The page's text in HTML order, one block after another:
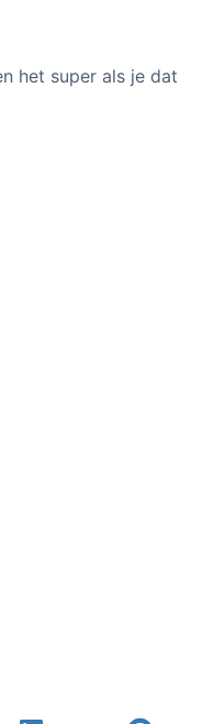
het super als je dat